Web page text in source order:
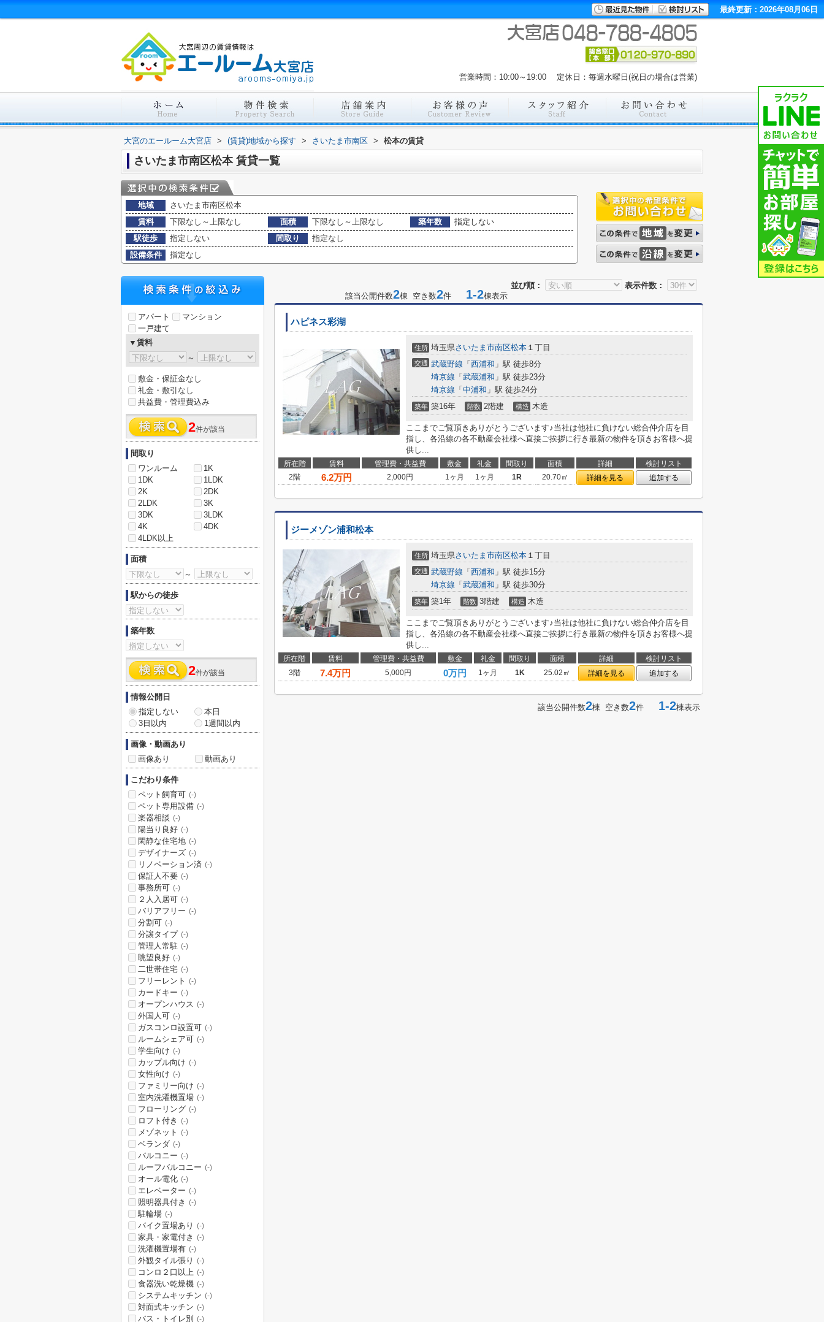
最終更新：2026年08月06日
営業時間：10:00～19:00 定休日：毎週水曜日(祝日の場合は営業)
大宮のエールーム大宮店 > (賃貸)地域から探す > さいたま市南区 > 松本の賃貸
さいたま市南区松本 賃貸一覧
地域
さいたま市南区松本
賃料
下限なし～上限なし 面積 下限なし～上限なし 築年数
指定しない
駅徒歩
指定しない 間取り
指定なし
設備条件
指定なし
並び順：
表示件数：
該当公開件数2棟 空き数2件 1-2棟表示
ハピネス彩湖
住所 埼玉県さいたま市南区松本 １丁目
交通 武蔵野線 「 西浦和 」駅 徒歩8分
埼京線 「 武蔵浦和 」駅 徒歩23分
埼京線 「 中浦和 」駅 徒歩24分
築年 築16年 階数 2階建 構造 木造
ここまでご覧頂きありがとうございます♪当社は他社に負けない総合仲介店を目
指し、各沿線の各不動産会社様へ直接ご挨拶に行き最新の物件を頂きお客様へ提
供し...
所在階 賃料 管理費・共益費 敷金 礼金 間取り 面積 詳細
検討リスト
2階
6.2万円 2,000円 1ヶ月 1ヶ月 1R 20.70㎡ 詳細を見る 追加する
ジーメゾン浦和松本
住所 埼玉県さいたま市南区松本 １丁目
交通 武蔵野線 「 西浦和 」駅 徒歩15分
埼京線 「 武蔵浦和 」駅 徒歩30分
築年 築1年 階数 3階建 構造 木造
ここまでご覧頂きありがとうございます♪当社は他社に負けない総合仲介店を目
指し、各沿線の各不動産会社様へ直接ご挨拶に行き最新の物件を頂きお客様へ提
供し...
所在階 賃料 管理費・共益費 敷金 礼金 間取り 面積 詳細
検討リスト
3階
7.4万円 5,000円 0万円 1ヶ月 1K 25.02㎡ 詳細を見る 追加する
該当公開件数2棟 空き数2件 1-2棟表示
アパート
マンション
一戸建て
▼賃料
～
敷金・保証金なし
礼金・敷引なし
共益費・管理費込み
2件が該当
間取り
ワンルーム
1K
1DK
1LDK
2K
2DK
2LDK
3K
3DK
3LDK
4K
4DK
4LDK以上
面積
～
駅からの徒歩
築年数
2件が該当
情報公開日
指定しない
本日
3日以内
1週間以内
画像・動画あり
画像あり
動画あり
こだわり条件
ペット飼育可 (-)
ペット専用設備 (-)
楽器相談 (-)
陽当り良好 (-)
閑静な住宅地 (-)
デザイナーズ (-)
リノベーション済 (-)
保証人不要 (-)
事務所可 (-)
２人入居可 (-)
バリアフリー (-)
分割可 (-)
分譲タイプ (-)
管理人常駐 (-)
眺望良好 (-)
二世帯住宅 (-)
フリーレント (-)
カードキー (-)
オープンハウス (-)
外国人可 (-)
ガスコンロ設置可 (-)
ルームシェア可 (-)
学生向け (-)
カップル向け (-)
女性向け (-)
ファミリー向け (-)
室内洗濯機置場 (-)
フローリング (-)
ロフト付き (-)
メゾネット (-)
ベランダ (-)
バルコニー (-)
ルーフバルコニー (-)
オール電化 (-)
エレベーター (-)
照明器具付き (-)
駐輪場 (-)
バイク置場あり (-)
家具・家電付き (-)
洗濯機置場有 (-)
外観タイル張り (-)
コンロ２口以上 (-)
食器洗い乾燥機 (-)
システムキッチン (-)
対面式キッチン (-)
バス・トイレ別 (-)